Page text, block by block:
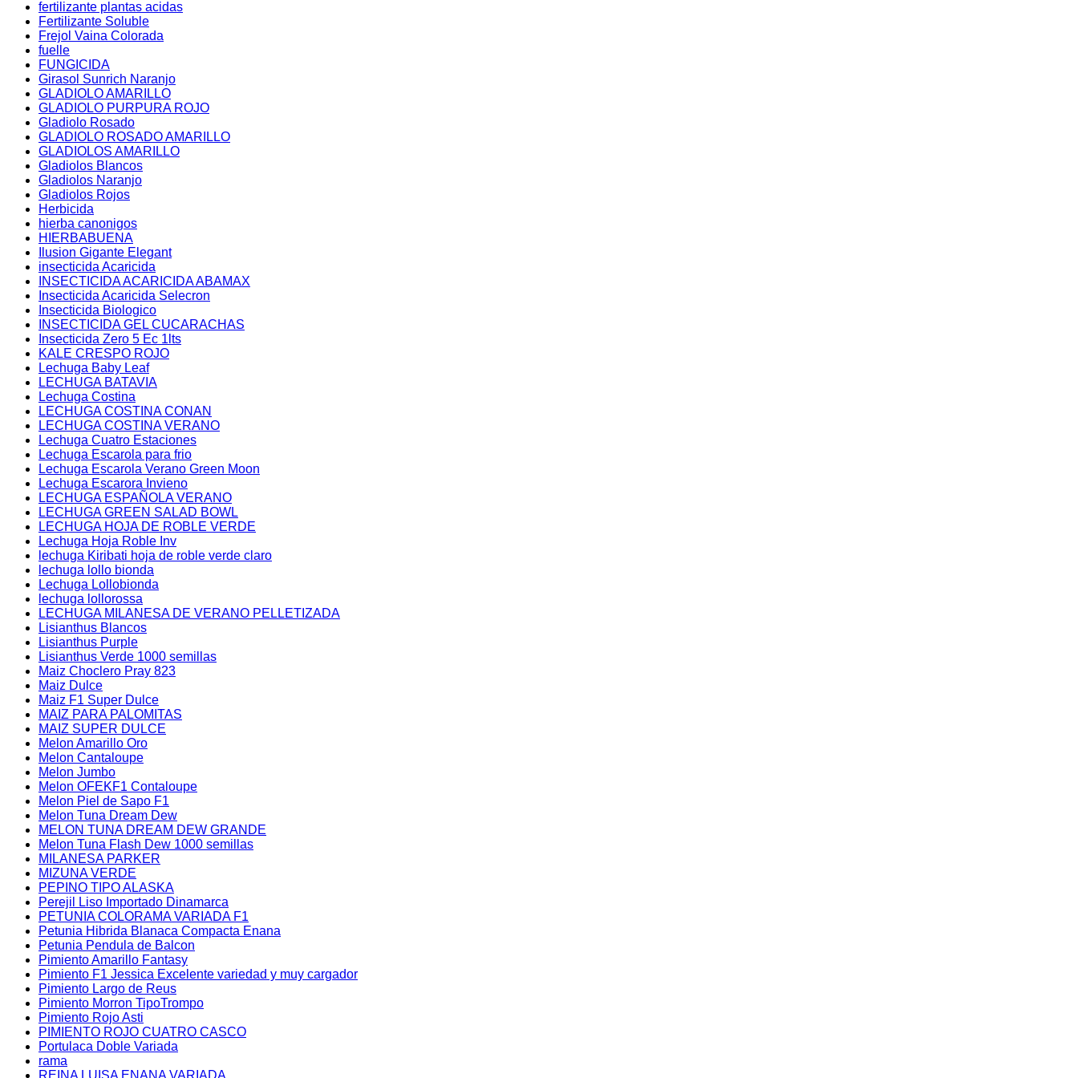
fertilizante plantas acidas
Fertilizante Soluble
Frejol Vaina Colorada
fuelle
FUNGICIDA
Girasol Sunrich Naranjo
GLADIOLO AMARILLO
GLADIOLO PURPURA ROJO
Gladiolo Rosado
GLADIOLO ROSADO AMARILLO
GLADIOLOS AMARILLO
Gladiolos Blancos
Gladiolos Naranjo
Gladiolos Rojos
Herbicida
hierba canonigos
HIERBABUENA
Ilusion Gigante Elegant
insecticida Acaricida
INSECTICIDA ACARICIDA ABAMAX
Insecticida Acaricida Selecron
Insecticida Biologico
INSECTICIDA GEL CUCARACHAS
Insecticida Zero 5 Ec 1lts
KALE CRESPO ROJO
Lechuga Baby Leaf
LECHUGA BATAVIA
Lechuga Costina
LECHUGA COSTINA CONAN
LECHUGA COSTINA VERANO
Lechuga Cuatro Estaciones
Lechuga Escarola para frio
Lechuga Escarola Verano Green Moon
Lechuga Escarora Invieno
LECHUGA ESPAÑOLA VERANO
LECHUGA GREEN SALAD BOWL
LECHUGA HOJA DE ROBLE VERDE
Lechuga Hoja Roble Inv
lechuga Kiribati hoja de roble verde claro
lechuga lollo bionda
Lechuga Lollobionda
lechuga lollorossa
LECHUGA MILANESA DE VERANO PELLETIZADA
Lisianthus Blancos
Lisianthus Purple
Lisianthus Verde 1000 semillas
Maiz Choclero Pray 823
Maiz Dulce
Maiz F1 Super Dulce
MAIZ PARA PALOMITAS
MAIZ SUPER DULCE
Melon Amarillo Oro
Melon Cantaloupe
Melon Jumbo
Melon OFEKF1 Contaloupe
Melon Piel de Sapo F1
Melon Tuna Dream Dew
MELON TUNA DREAM DEW GRANDE
Melon Tuna Flash Dew 1000 semillas
MILANESA PARKER
MIZUNA VERDE
PEPINO TIPO ALASKA
Perejil Liso Importado Dinamarca
PETUNIA COLORAMA VARIADA F1
Petunia Hibrida Blanaca Compacta Enana
Petunia Pendula de Balcon
Pimiento Amarillo Fantasy
Pimiento F1 Jessica Excelente variedad y muy cargador
Pimiento Largo de Reus
Pimiento Morron TipoTrompo
Pimiento Rojo Asti
PIMIENTO ROJO CUATRO CASCO
Portulaca Doble Variada
rama
REINA LUISA ENANA VARIADA